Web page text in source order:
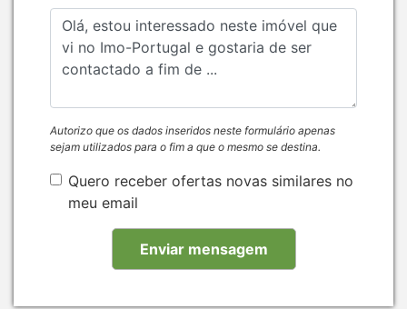
Autorizo que os dados inseridos neste formulário apenas
sejam utilizados para o fim a que o mesmo se destina.
Quero receber ofertas novas similares no
meu email